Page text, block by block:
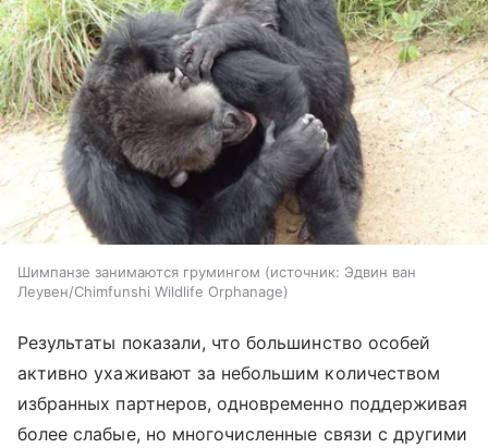
Шимпанзе занимаются грумингом источник: Эдвин ван
Леувен/Chimfunshi Wildlife Orphanage
Результаты показали, что большинство особей
активно ухаживают за небольшим количеством
избранных партнеров, одновременно поддерживая
более слабые, но многочисленные связи с другими